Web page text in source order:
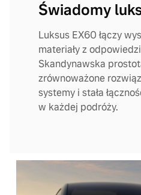
Świadomy
Luksus EX60 łączy
materiały z
Skandynawska
zrównoważone
systemy i stała
w każdej podróży.